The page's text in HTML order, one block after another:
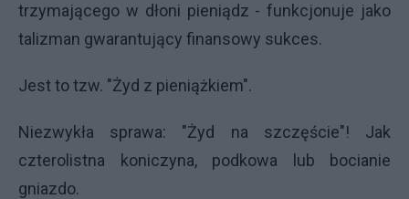
trzymającego w dłoni pieniądz - funkcjonuje jako
talizman gwarantujący finansowy sukces.
Jest to tzw. "Żyd z pieniążkiem".
Niezwykła sprawa: "Żyd na szczęście"! Jak
czterolistna koniczyna, podkowa lub bocianie
gniazdo.